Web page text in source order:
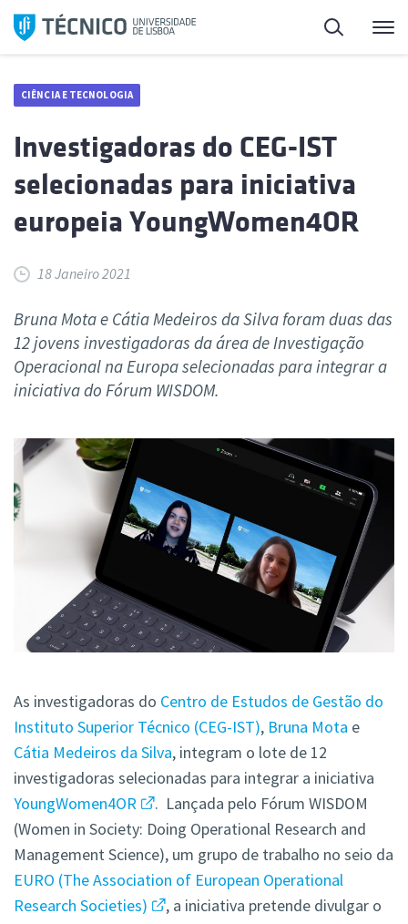
Saltar
para
Pesquisa
CIÊNCIA E TECNOLOGIA
Investigadoras do CEG-IST
selecionadas para iniciativa
europeia YoungWomen4OR
18 Janeiro 2021
Bruna Mota e Cátia Medeiros da Silva foram duas das
12 jovens investigadoras da área de Investigação
Operacional na Europa selecionadas para integrar a
iniciativa do Fórum WISDOM.
As investigadoras do Centro de Estudos de Gestão do
Instituto Superior Técnico (CEG-IST), Bruna Mota e
Cátia Medeiros da Silva, integram o lote de 12
investigadoras selecionadas para integrar a iniciativa
YoungWomen4OR
. Lançada pelo Fórum WISDOM
(Women in Society: Doing Operational Research and
Management Science), um grupo de trabalho no seio da
EURO (The Association of European Operational
Research Societies)
, a iniciativa pretende divulgar o